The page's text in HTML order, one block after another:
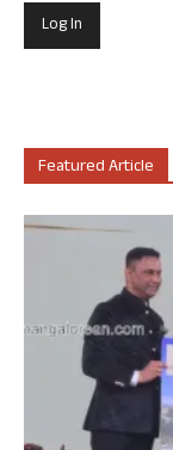
Featured Article